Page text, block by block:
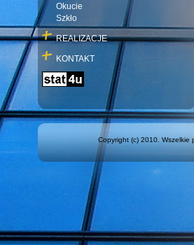
Okucie
Szkło
REALIZACJE
KONTAKT
Copyright (c) 2010. Wszelkie